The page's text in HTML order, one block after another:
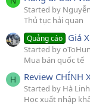
Started by
Thủ tục hải quan
Quảng cáo Giá
Started by
Mua bán quốc tế
H Review CHÍNH
Started by Hà Linh
Học xuất nhập